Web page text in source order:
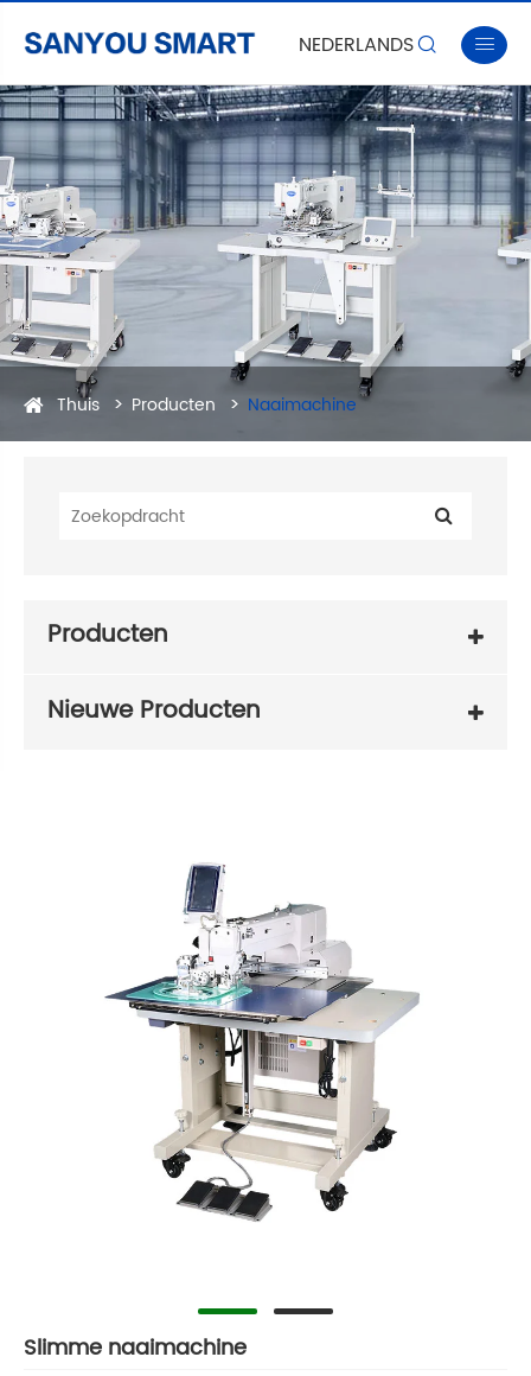
NEDERLANDS 
Thuis Producten Naaimachine
Producten
Nieuwe Producten
Slimme naaimachine